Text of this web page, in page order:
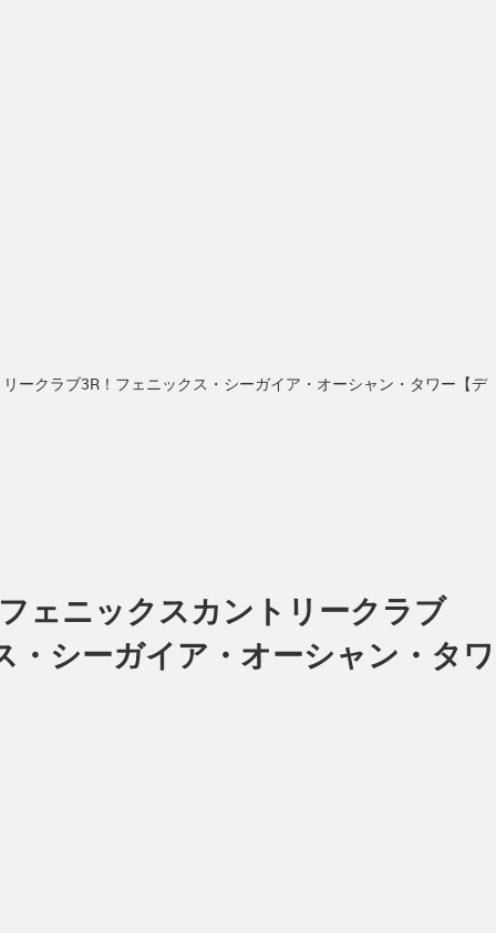
ークラブ3R！フェニックス・シーガイア・オーシャン・タワー【デ
ェニックスカントリークラブ
・シーガイア・オーシャン・タワ